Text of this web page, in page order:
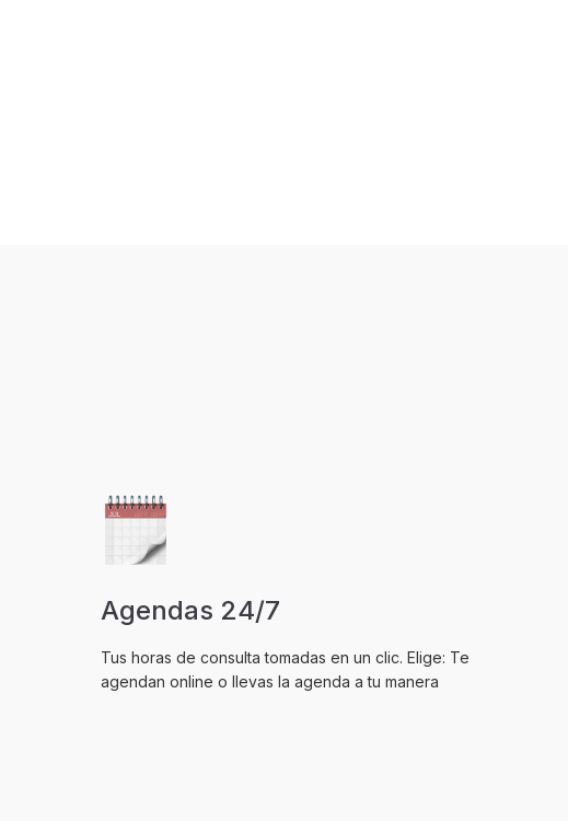
Agendas 24/7
Tus horas de consulta tomadas en un clic. Elige: Te
agendan online o llevas la agenda a tu manera